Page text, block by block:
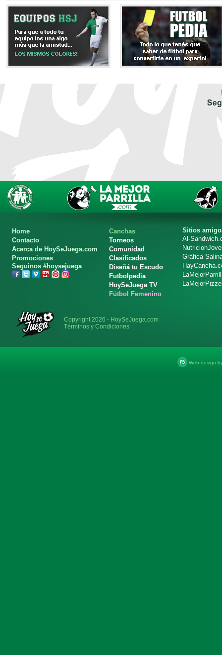
Home
Contacto
Acerca de HoySeJuega.com
Promociones
Seguinos #hoysejuega
Canchas
Torneos
Comunidad
Clasificados
Diseñá tu Escudo
Futbolpedia
HoySeJuega TV
Fútbol Femenino
Sitios
Al-
Gráfica
Copyright 2026 - HoySeJuega.com
Términos y Condiciones
Web design